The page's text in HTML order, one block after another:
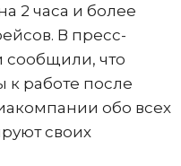
2 часа и более
В пресс-
сообщили, что
к работе после
обо всех
своих